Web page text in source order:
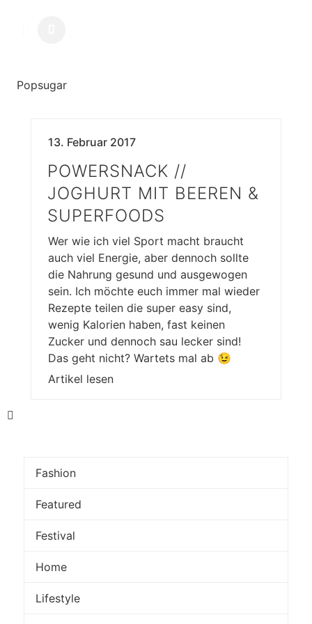
Popsugar
13. Februar 2017
POWERSNACK //
JOGHURT MIT BEEREN &
SUPERFOODS
Wer wie ich viel Sport macht braucht
auch viel Energie, aber dennoch sollte
die Nahrung gesund und ausgewogen
sein. Ich möchte euch immer mal wieder
Rezepte teilen die super easy sind,
wenig Kalorien haben, fast keinen
Zucker und dennoch sau lecker sind!
Das geht nicht? Wartets mal ab 😉
Artikel lesen
Fashion
Featured
Festival
Home
Lifestyle